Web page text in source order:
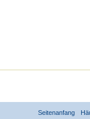
Seitenanfang